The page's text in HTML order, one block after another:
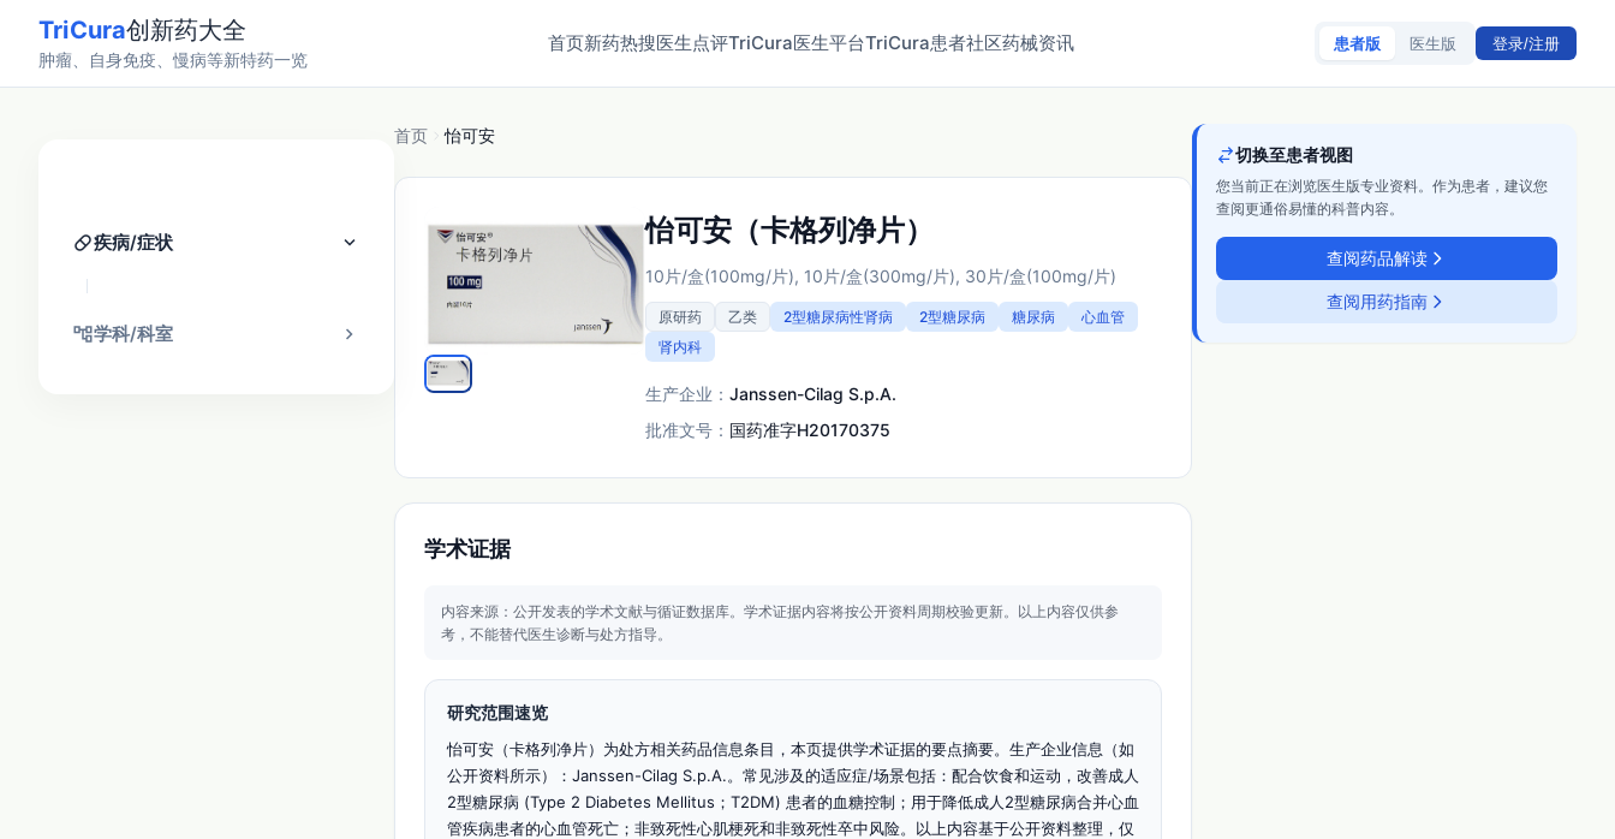
TriCura创新药大全
肿瘤、自身免疫、慢病等新特药一览
首页新药热搜医生点评TriCura医生平台TriCura患者社区药械资讯 患者版 医生版 登录/注册
pill疾病/症状 keyboard_arrow_down
account_tree学科/科室 chevron_right
首页 怡可安
怡可安（卡格列净片）
10片/盒(100mg/片), 10片/盒(300mg/片), 30片/盒(100mg/片)
原研药 乙类 2型糖尿病性肾病 2型糖尿病 糖尿病
心血管
肾内科
生产企业：Janssen-Cilag S.p.A.
批准文号： 国药准字H20170375
学术证据
内容来源：公开发表的学术文献与循证数据库。 学术证据内容将按公开资料周期校验更新。 以上内容仅供参
考，不能替代医生诊断与处方指导。
研究范围速览
怡可安（卡格列净片）为处方相关药品信息条目，本页提供学术证据的要点摘要。生产企业信息（如
公开资料所示）：Janssen-Cilag S.p.A.。常见涉及的适应症/场景包括：配合饮食和运动，改善成人
2型糖尿病 (Type 2 Diabetes Mellitus；T2DM) 患者的血糖控制；用于降低成人2型糖尿病合并心血
管疾病患者的心血管死亡；非致死性心肌梗死和非致死性卒中风险。以上内容基于公开资料整理，仅
切换至患者视图
您当前正在浏览医生版专业资料。作为患者，建议您
查阅更通俗易懂的科普内容。
查阅药品解读
查阅用药指南